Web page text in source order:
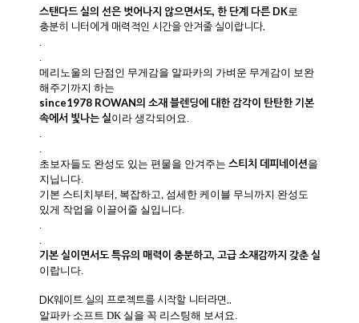
스탠다드 실의 선은 벗어나지 않으면서도, 한 단계 다른 DK로
충분히 니터에게 매력적인 시간을 안겨줄 실이랍니다.
.
.
메리노울의 단점인 무게감을 알파카의 가벼운 무게감이 보완
해주기까지 하는
since1978 ROWAN의 소재 블렌딩에 대한 감각이 탄탄한 기본
속에서 빛나는 실이라 생각되어요.
.
.
초보자들도 완성도 있는 편물을 안겨주는 스티치 데피네이션을
지닙니다.
기본 스티치부터, 복잡하고, 섬세한 케이블 무늬까지 완성도
있게 작업을 이끌어줄 실입니다.
.
.
기본 실이면서도 특유의 매력이 충분하고, 고급 소재감까지 갖춘 실
이랍니다.
DK웨이트 실의 프로젝트를 시작할 니터라면..
알파카 소프트 DK 실을 꼭 리스팅해 보셔요.